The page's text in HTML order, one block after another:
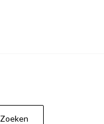
Zoeken